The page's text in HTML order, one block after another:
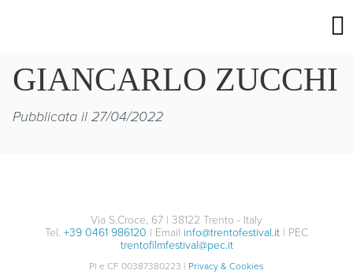
GIANCARLO ZUCCHI
Pubblicata il 27/04/2022
Via S.Croce, 67 | 38122 Trento - Italy
Tel. +39 0461 986120 | Email info@trentofestival.it | PEC
trentofilmfestival@pec.it
PI e CF 00387380223 | Privacy & Cookies